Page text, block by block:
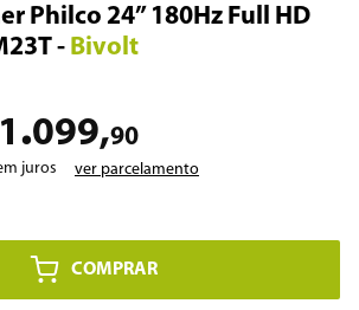
Philco 24” 180Hz Full HD
- Bivolt
1 .099,90
juros ver parcelamento
COMPRAR